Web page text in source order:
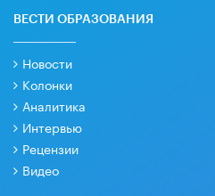
ВЕСТИ ОБРАЗОВАНИЯ
Новости
Колонки
Аналитика
Интервью
Рецензии
Видео